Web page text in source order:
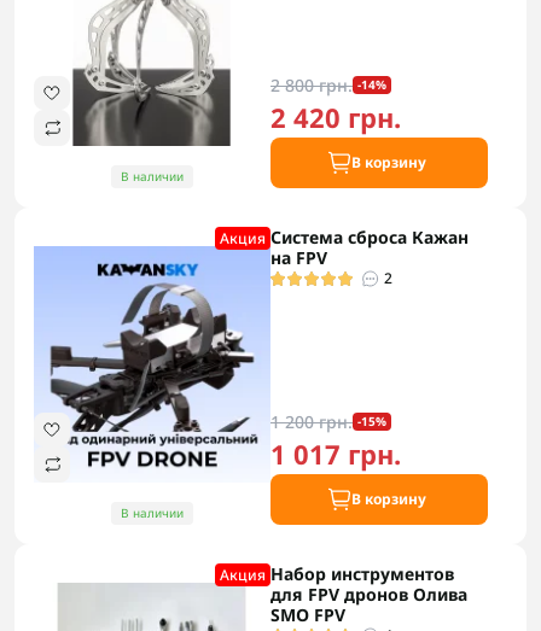
В наличии
2 800 грн. -14%
2 420 грн.
В корзину
Акция
В наличии
Система сброса Кажан
на FPV
2
1 200 грн. -15%
1 017 грн.
В корзину
Акция Набор инструментов
для FPV дронов Олива
SMO FPV